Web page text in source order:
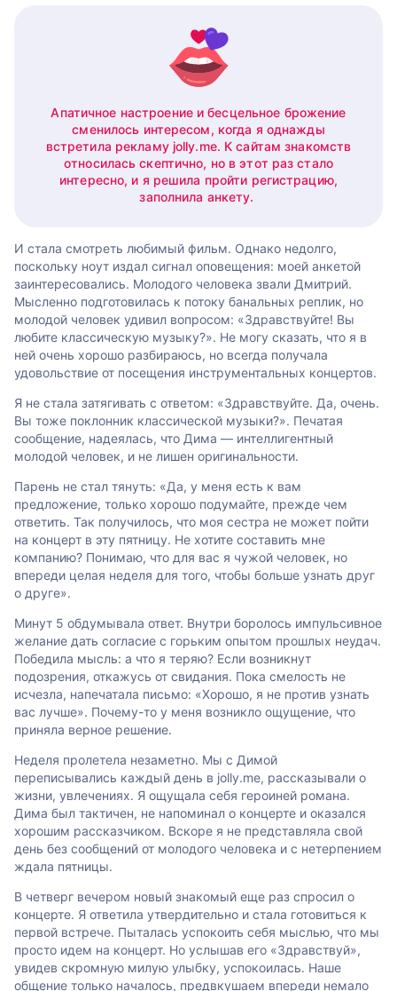
Апатичное настроение и бесцельное брожение
сменилось интересом, когда я однажды
встретила рекламу jolly.me. К сайтам знакомств
относилась скептично, но в этот раз стало
интересно, и я решила пройти регистрацию,
заполнила анкету.
И стала смотреть любимый фильм. Однако недолго,
поскольку ноут издал сигнал оповещения: моей анкетой
заинтересовались. Молодого человека звали Дмитрий.
Мысленно подготовилась к потоку банальных реплик, но
молодой человек удивил вопросом: «Здравствуйте! Вы
любите классическую музыку?». Не могу сказать, что я в
ней очень хорошо разбираюсь, но всегда получала
удовольствие от посещения инструментальных концертов.
Я не стала затягивать с ответом: «Здравствуйте. Да, очень.
Вы тоже поклонник классической музыки?». Печатая
сообщение, надеялась, что Дима — интеллигентный
молодой человек, и не лишен оригинальности.
Парень не стал тянуть: «Да, у меня есть к вам
предложение, только хорошо подумайте, прежде чем
ответить. Так получилось, что моя сестра не может пойти
на концерт в эту пятницу. Не хотите составить мне
компанию? Понимаю, что для вас я чужой человек, но
впереди целая неделя для того, чтобы больше узнать друг
о друге».
Минут 5 обдумывала ответ. Внутри боролось импульсивное
желание дать согласие с горьким опытом прошлых неудач.
Победила мысль: а что я теряю? Если возникнут
подозрения, откажусь от свидания. Пока смелость не
исчезла, напечатала письмо: «Хорошо, я не против узнать
вас лучше». Почему-то у меня возникло ощущение, что
приняла верное решение.
Неделя пролетела незаметно. Мы с Димой
переписывались каждый день в jolly.me, рассказывали о
жизни, увлечениях. Я ощущала себя героиней романа.
Дима был тактичен, не напоминал о концерте и оказался
хорошим рассказчиком. Вскоре я не представляла свой
день без сообщений от молодого человека и с нетерпением
ждала пятницы.
В четверг вечером новый знакомый еще раз спросил о
концерте. Я ответила утвердительно и стала готовиться к
первой встрече. Пыталась успокоить себя мыслью, что мы
просто идем на концерт. Но услышав его «Здравствуй»,
увидев скромную милую улыбку, успокоилась. Наше
общение только началось, предвкушаем впереди немало